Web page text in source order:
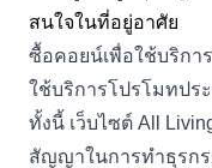
สนใจในที่อยู่อาศัย
ซื้อคอยน์เพื่อใช้บริการ
ใช้บริการโปรโมทปร
ทั้งนี้ เว็บไซต์ All
สัญญาในการทำธุรก